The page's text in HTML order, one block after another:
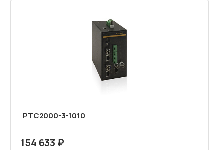
PTC2000-3-1010
154 633 ₽